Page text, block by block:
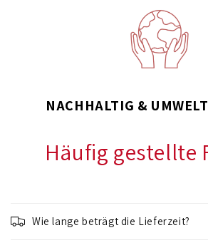
NACHHALTIG &
Häufig gestellte
i
n
Wie lange beträgt die Lieferzeit?